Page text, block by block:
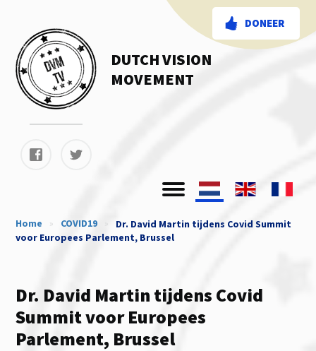
DONEER
DUTCH VISION
MOVEMENT
Home » COVID19 »
Dr. David Martin tijdens Covid Summit
voor Europees Parlement, Brussel
Dr. David Martin tijdens Covid
Summit voor Europees
Parlement, Brussel